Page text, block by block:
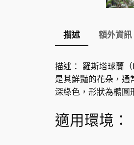
描述 額外資訊
描述： 羅斯塔球蘭
是其鮮豔的花朵，通
深綠色，形狀為橢圓
適用環境：